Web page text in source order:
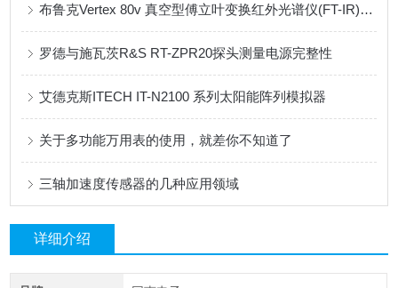
布鲁克Vertex 80v 真空型傅立叶变换红外光谱仪(FT-IR)助力超导研究
罗德与施瓦茨R&S RT-ZPR20探头测量电源完整性
艾德克斯ITECH IT-N2100 系列太阳能阵列模拟器
关于多功能万用表的使用，就差你不知道了
三轴加速度传感器的几种应用领域
详细介绍